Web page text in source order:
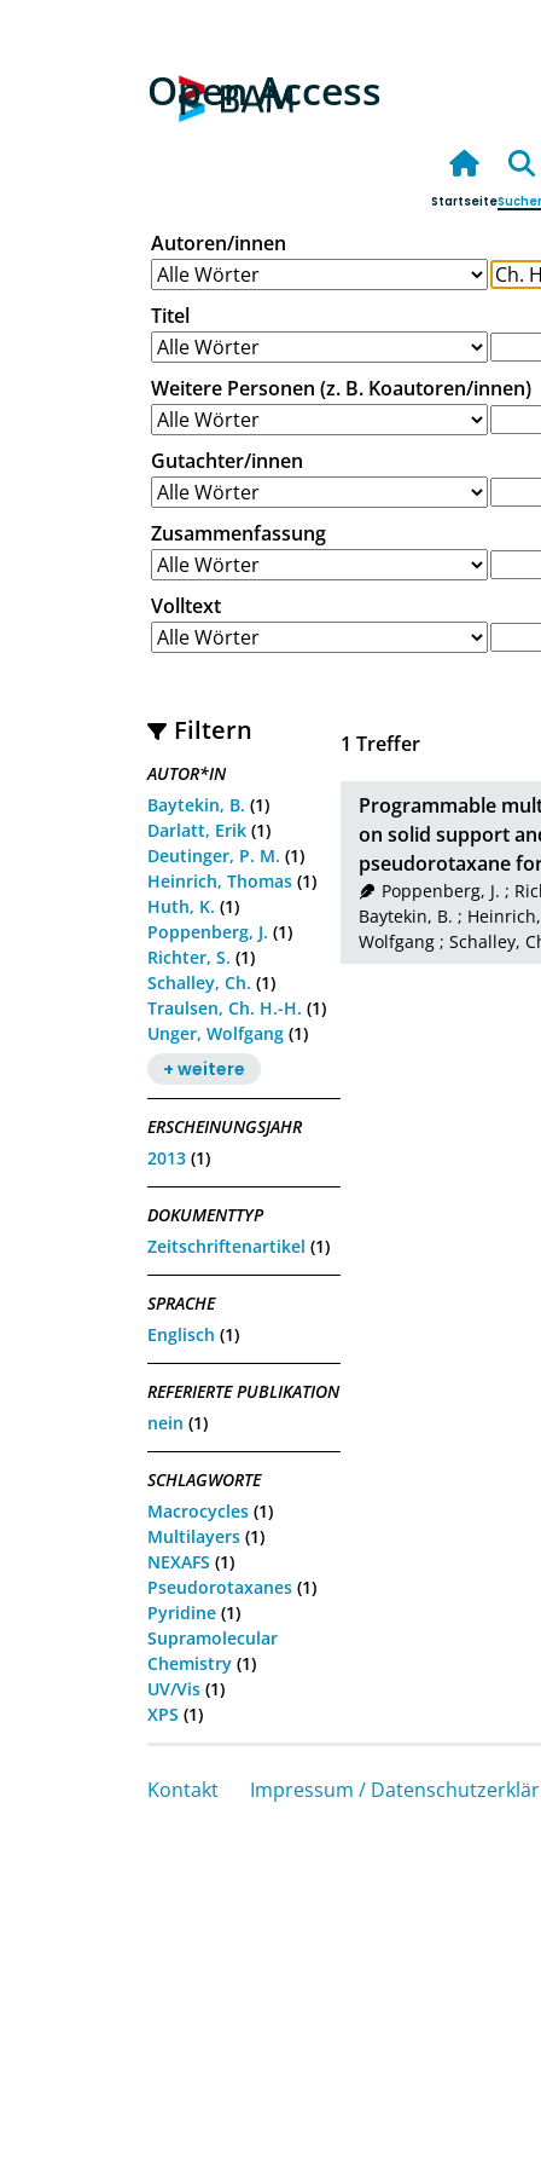
Open Access
Startseite
Autoren/innen
Titel
Weitere Personen (z. B. Koautoren/innen)
Gutachter/innen
Zusammenfassung
Volltext
Filtern
AUTOR*IN
Baytekin, B. (1)
Darlatt, Erik (1)
Deutinger, P. M. (1)
Heinrich, Thomas (1)
Huth, K. (1)
Poppenberg, J. (1)
Richter, S. (1)
Schalley, Ch. (1)
Traulsen, Ch. H.-H. (1)
Unger, Wolfgang (1)
+ weitere
ERSCHEINUNGSJAHR
2013 (1)
DOKUMENTTYP
Zeitschriftenartikel (1)
SPRACHE
Englisch (1)
REFERIERTE PUBLIKATION
nein (1)
SCHLAGWORTE
Macrocycles (1)
Multilayers (1)
NEXAFS (1)
Pseudorotaxanes (1)
Pyridine (1)
Supramolecular
Chemistry (1)
UV/Vis (1)
XPS (1)
1 Treffer
Programmable
on solid support
pseudorotaxane
Poppenberg, J. ;
Baytekin, B. ;
Wolfgang ; Schalley,
Kontakt Impressum /